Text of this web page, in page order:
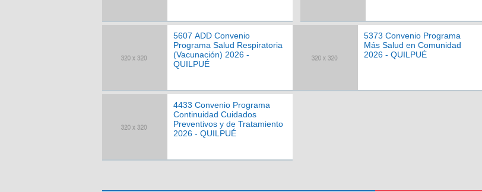
5607 ADD Convenio
Programa Salud Respiratoria
(Vacunación) 2026 -
QUILPUÉ
5373 Convenio Programa
Más Salud en Comunidad
2026 - QUILPUÉ
4433 Convenio Programa
Continuidad Cuidados
Preventivos y de Tratamiento
2026 - QUILPUÉ